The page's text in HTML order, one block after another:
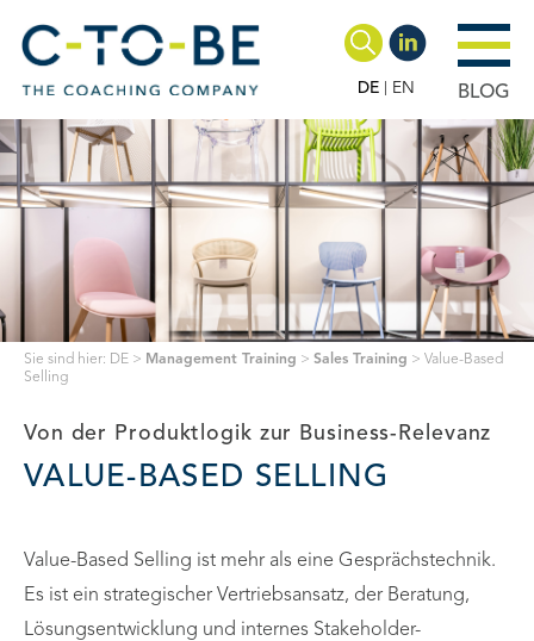
DE EN BLOG
Sie sind hier: DE > Management Training > Sales Training > Value-Based
Selling
Von der Produktlogik zur Business-Relevanz
VALUE-BASED SELLING
Value-Based Selling ist mehr als eine Gesprächstechnik.
Es ist ein strategischer Vertriebsansatz, der Beratung,
Lösungsentwicklung und internes Stakeholder-